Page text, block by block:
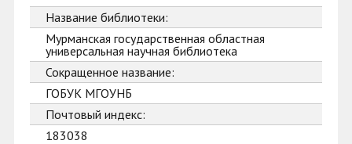
Название библиотеки:
Мурманская государственная областная
универсальная научная библиотека
Сокращенное название:
ГОБУК МГОУНБ
Почтовый индекс:
183038